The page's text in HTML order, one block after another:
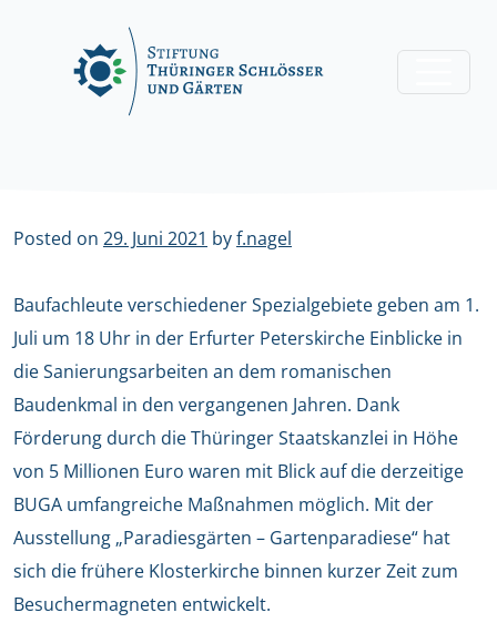
Posted on 29. Juni 2021 byf.nagel
Baufachleute verschiedener Spezialgebiete geben am 1.
Juli um 18 Uhr in der Erfurter Peterskirche Einblicke in
die Sanierungsarbeiten an dem romanischen
Baudenkmal in den vergangenen Jahren. Dank
Förderung durch die Thüringer Staatskanzlei in Höhe
von 5 Millionen Euro waren mit Blick auf die derzeitige
BUGA umfangreiche Maßnahmen möglich. Mit der
Ausstellung „Paradiesgärten – Gartenparadiese“ hat
sich die frühere Klosterkirche binnen kurzer Zeit zum
Besuchermagneten entwickelt.